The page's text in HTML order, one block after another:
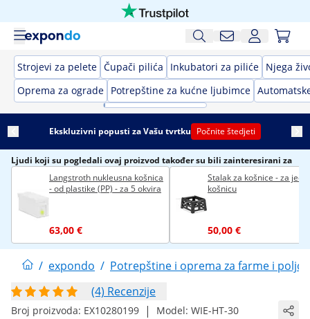
Strojevi za pelete Čupači pilića Inkubatori za piliće Njega
Oprema za ograde Potrepštine za kućne ljubimce
Ekskluzivni popusti za Vašu tvrtku Počnite štedjeti
Ljudi koji su pogledali ovaj proizvod također su bili zainteresirani za
Langstroth nukleusna košnica
- od plastike (PP) - za 5 okvira
63,00 €
Stalak za košnice - za
košnicu
50,00 €
/ expondo / Potrepštine i oprema za farme i
(4) Recenzije
Broj proizvoda: EX10280199 | Model: WIE-HT-30